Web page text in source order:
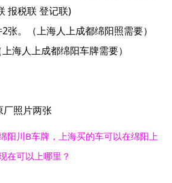
报税联 登记联)
张。（上海人上成都绵阳照需要）
海人上成都绵阳车牌需要）
厂照片两张
阳川B车牌，上海买的车可以在绵阳上
在可以上哪里？